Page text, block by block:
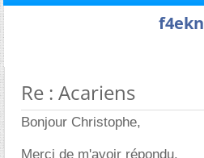
f4ekn
Re : Acariens
Bonjour Christophe,
Merci de m'avoir répondu.